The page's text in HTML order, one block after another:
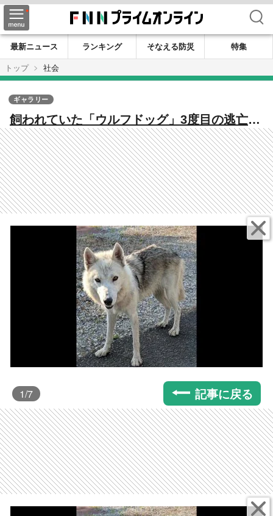
検索
最新ニュース ランキング そなえる防災
特集
トップ
社会
飼われていた「ウルフドッグ」3度目の逃亡
周辺で飼い犬のチワワが死亡 因果関係は不
明だが住民からは不安の声も
ギャラリー
1/7 記事に戻る